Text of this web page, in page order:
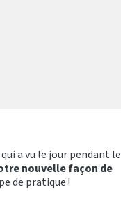
a vu le jour pendant le
nouvelle façon de
de pratique !